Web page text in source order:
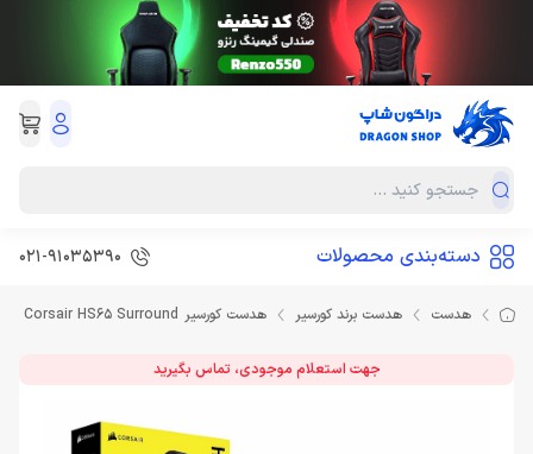
دسته‌بندی محصولات 021-91035390
هدست هدست برند کورسیر هدست کورسیر Corsair HS65 Surround
جهت استعلام موجودی، تماس بگیرید